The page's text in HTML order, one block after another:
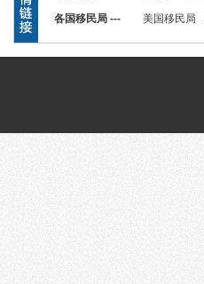
各国移民局 --- 美国移民局